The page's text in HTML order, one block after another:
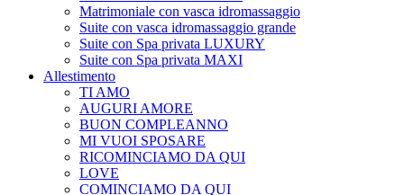
Matrimoniale con vasca idromassaggio
Suite con vasca idromassaggio grande
Suite con Spa privata LUXURY
Suite con Spa privata MAXI
Allestimento
TI AMO
AUGURI AMORE
BUON COMPLEANNO
MI VUOI SPOSARE
RICOMINCIAMO DA QUI
LOVE
COMINCIAMO DA QUI